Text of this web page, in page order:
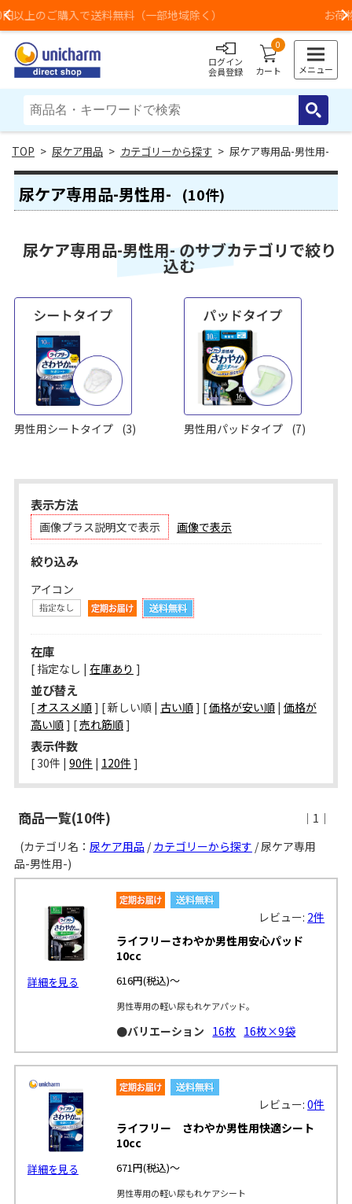
Previous お荷物のお届けに遅れが出ている地域がございま
ログイン
会員登録
0
カート メニュー
> 尿ケア用品 > カテゴリーから探す > 尿ケア専用品-男性用-
尿ケア専用品-男性用- (10件)
尿ケア専用品-男性用- のサブカテゴリで絞り
込む
男性用シートタイプ (3) 男性用パッドタイプ (7)
表示方法
画像プラス説明文で表示 画像で表示
絞り込み
アイコン
在庫
[ 指定なし | 在庫あり ]
並び替え
[ オススメ順] [ 新しい順 | 古い順] [価格が安い順| 価格が
高い順] [売れ筋順]
表示件数
[ 30件 | 90件 | 120件 ]
商品一覧(10件)
｜1｜
(カテゴリ名： 尿ケア用品 /カテゴリーから探す / 尿ケア専用
品-男性用-)
詳細を見る
レビュー: 2件
ライフリーさわやか男性用安心パッド
10cc
616円(税込)～
男性専用の軽い尿もれケアパッド。
●バリエーション 16枚 16枚×9袋
詳細を見る
レビュー:0件
ライフリー さわやか男性用快適シート
10cc
671円(税込)～
男性専用の軽い尿もれケアシート